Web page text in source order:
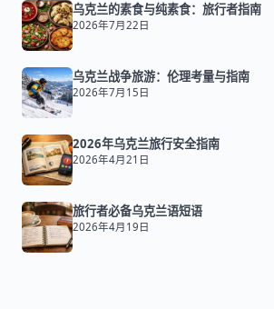
乌克兰的素食与纯素食：旅行者指南
2026年7月22日
乌克兰战争旅游：伦理考量与指南
2026年7月15日
2026年乌克兰旅行安全指南
2026年4月21日
旅行者必备乌克兰语短语
2026年4月19日